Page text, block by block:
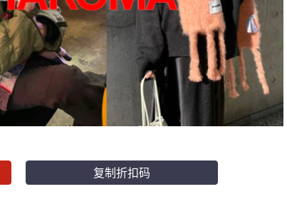
复制折扣码